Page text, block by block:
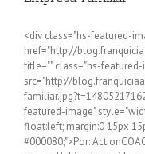
<div class="hs-featured-
href="http://
title="" class="hs-
src="http://
featured-image"
float:left; margin:0 15px
#000080;">Por: